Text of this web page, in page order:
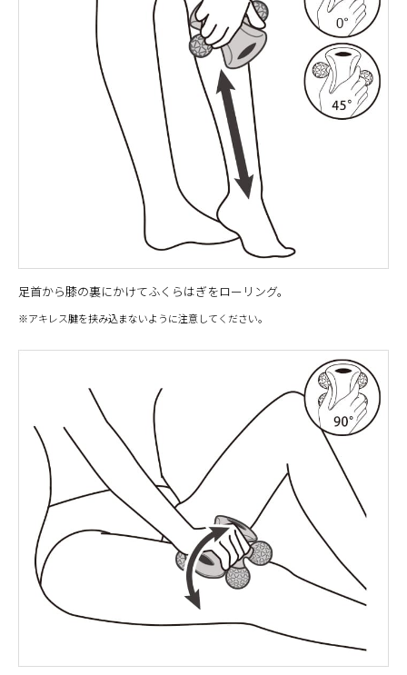
足首から膝の裏にかけてふくらはぎをローリング。
※アキレス腱を挟み込まないように注意してください。